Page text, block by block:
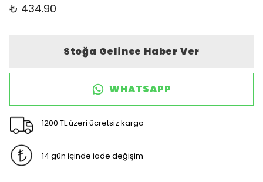
₺ 434.90
Stoğa Gelince Haber Ver
WHATSAPP
1200 TL üzeri ücretsiz kargo
14 gün içinde iade değişim